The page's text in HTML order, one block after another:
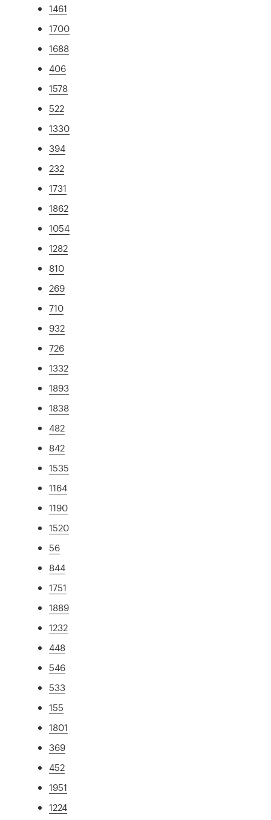
1461
1700
1688
406
1578
522
1330
394
232
1731
1862
1054
1282
810
269
710
932
726
1332
1893
1838
482
842
1535
1164
1190
1520
56
844
1751
1889
1232
448
546
533
155
1801
369
452
1951
1224